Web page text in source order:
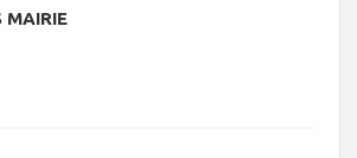
MAIRIE